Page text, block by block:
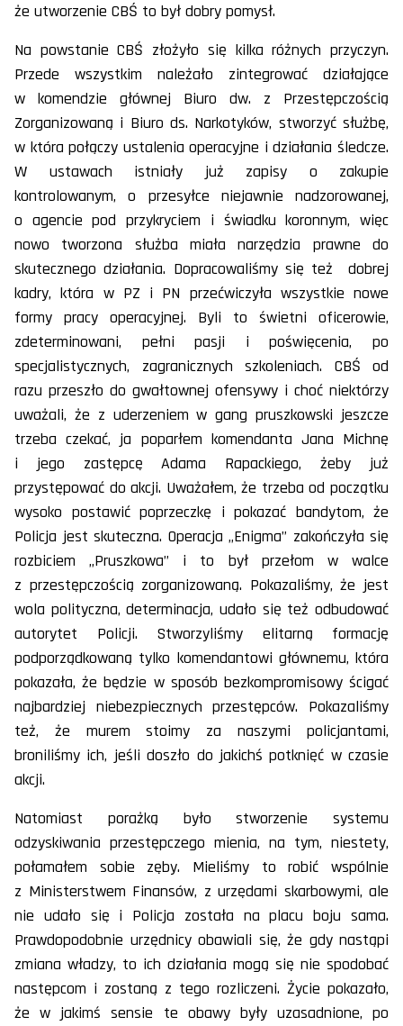
że utworzenie CBŚ to był dobry pomysł.
Na powstanie CBŚ złożyło się kilka różnych przyczyn.
Przede wszystkim należało zintegrować działające
w komendzie głównej Biuro dw. z Przestępczością
Zorganizowaną i Biuro ds. Narkotyków, stworzyć służbę,
w która połączy ustalenia operacyjne i działania śledcze.
W ustawach istniały już zapisy o zakupie
kontrolowanym, o przesyłce niejawnie nadzorowanej,
o agencie pod przykryciem i świadku koronnym, więc
nowo tworzona służba miała narzędzia prawne do
skutecznego działania. Dopracowaliśmy się też dobrej
kadry, która w PZ i PN przećwiczyła wszystkie nowe
formy pracy operacyjnej. Byli to świetni oficerowie,
zdeterminowani, pełni pasji i poświęcenia, po
specjalistycznych, zagranicznych szkoleniach. CBŚ od
razu przeszło do gwałtownej ofensywy i choć niektórzy
uważali, że z uderzeniem w gang pruszkowski jeszcze
trzeba czekać, ja poparłem komendanta Jana Michnę
i jego zastępcę Adama Rapackiego, żeby już
przystępować do akcji. Uważałem, że trzeba od początku
wysoko postawić poprzeczkę i pokazać bandytom, że
Policja jest skuteczna. Operacja „Enigma” zakończyła się
rozbiciem „Pruszkowa” i to był przełom w walce
z przestępczością zorganizowaną. Pokazaliśmy, że jest
wola polityczna, determinacja, udało się też odbudować
autorytet Policji. Stworzyliśmy elitarną formację
podporządkowaną tylko komendantowi głównemu, która
pokazała, że będzie w sposób bezkompromisowy ścigać
najbardziej niebezpiecznych przestępców. Pokazaliśmy
też, że murem stoimy za naszymi policjantami,
broniliśmy ich, jeśli doszło do jakichś potknięć w czasie
akcji.
Natomiast porażką było stworzenie systemu
odzyskiwania przestępczego mienia, na tym, niestety,
połamałem sobie zęby. Mieliśmy to robić wspólnie
z Ministerstwem Finansów, z urzędami skarbowymi, ale
nie udało się i Policja została na placu boju sama.
Prawdopodobnie urzędnicy obawiali się, że gdy nastąpi
zmiana władzy, to ich działania mogą się nie spodobać
następcom i zostaną z tego rozliczeni. Życie pokazało,
że w jakimś sensie te obawy były uzasadnione, po